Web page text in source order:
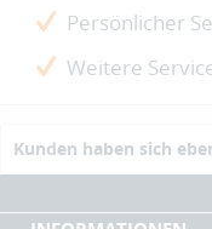
Persönlicher
Weitere
Kunden haben sich